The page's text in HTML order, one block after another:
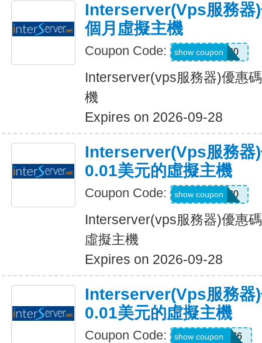
Interserver(vps服務器
個月虛擬主機
Coupon Code: GRABE80
show coupon
Interserver(vps服務器)優惠
機
Expires on 2026-09-28
Interserver(vps服務器
0.01美元的虛擬主機
Coupon Code: BAKHTU80
show coupon
Interserver(vps服務器)優惠
虛擬主機
Expires on 2026-09-28
Interserver(vps服務器
0.01美元的虛擬主機
Coupon Code: BESTHOST76
show coupon